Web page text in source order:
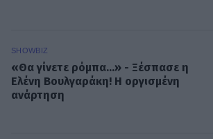
SHOWBIZ
«Θα γίνετε ρόμπα…» - Ξέσπασε η
Ελένη Βουλγαράκη! Η οργισμένη
ανάρτηση